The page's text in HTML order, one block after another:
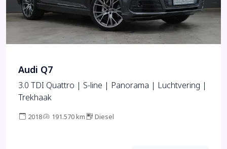
Audi Q7
3.0 TDI Quattro | S-line | Panorama | Luchtvering |
Trekhaak
2018 191.570 km Diesel